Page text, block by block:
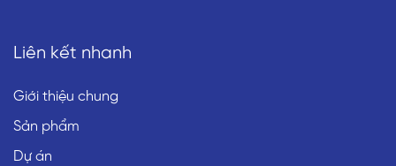
Liên kết nhanh
Giới thiệu chung
Sản phẩm
Dự án